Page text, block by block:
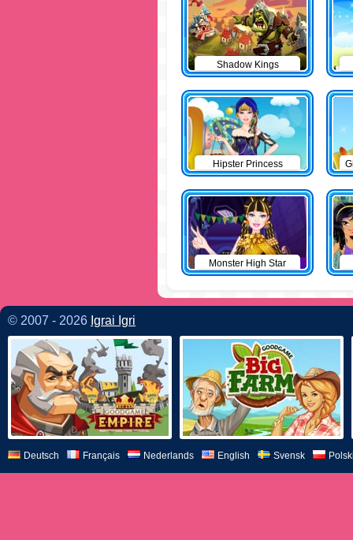
Shadow Kings
Hipster Princess
Monster High Star
© 2007 - 2026 Igrai Igri
Deutsch Français Nederlands English Svensk